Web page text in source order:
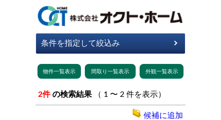
2件 の検索結果 （ 1 〜 2 件を表示）
候補に追加